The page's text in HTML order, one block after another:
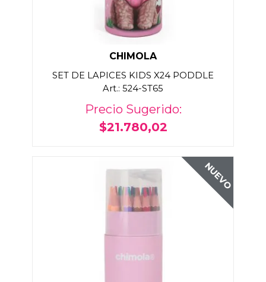
CHIMOLA
SET DE LAPICES KIDS X24 PODDLE
Art.: 524-ST65
Precio Sugerido:
$21.780,02
NUEVO